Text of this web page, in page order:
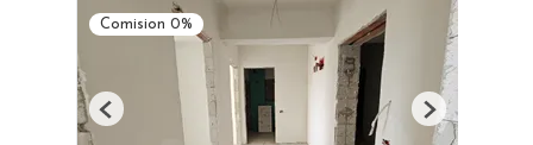
Comision 0%
Previous Next